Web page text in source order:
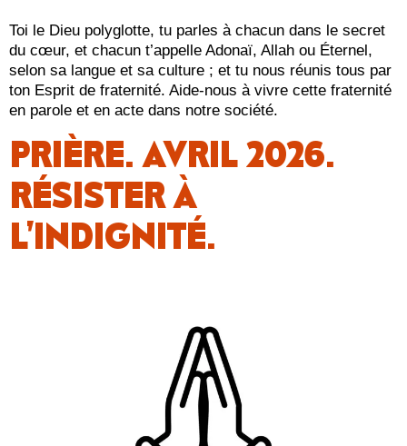
Toi le Dieu polyglotte, tu parles à chacun dans le secret
du cœur, et chacun t’appelle Adonaï, Allah ou Éternel,
selon sa langue et sa culture ; et tu nous réunis tous par
ton Esprit de fraternité. Aide-nous à vivre cette fraternité
en parole et en acte dans notre société.
PRIÈRE. AVRIL 2026.
RÉSISTER À
L’INDIGNITÉ.